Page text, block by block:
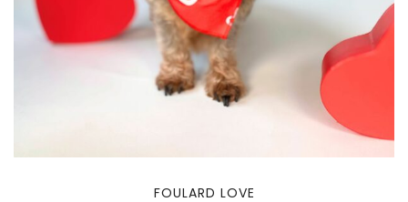
FOULARD LOVE